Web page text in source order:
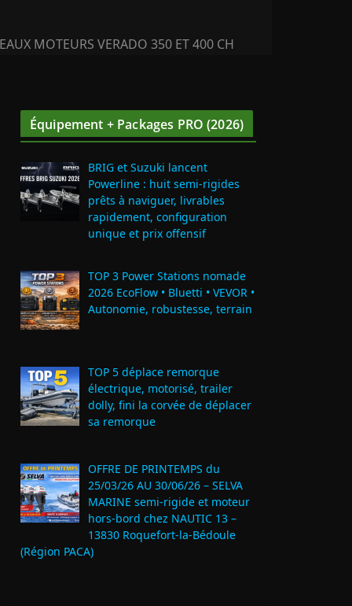
MOTEURS VERADO 350 ET 400 CH
Équipement + Packages PRO (2026)
BRIG et Suzuki lancent
Powerline : huit semi‑rigides
prêts à naviguer, livrables
rapidement, configuration
unique et prix offensif
TOP 3 Power Stations nomade
2026 EcoFlow • Bluetti • VEVOR •
Autonomie, robustesse, terrain
TOP 5 déplace remorque
électrique, motorisé, trailer
dolly, fini la corvée de déplacer
sa remorque
OFFRE DE PRINTEMPS du
25/03/26 AU 30/06/26 – SELVA
MARINE semi-rigide et moteur
hors-bord chez NAUTIC 13 –
13830 Roquefort‑la‑Bédoule
(Région PACA)